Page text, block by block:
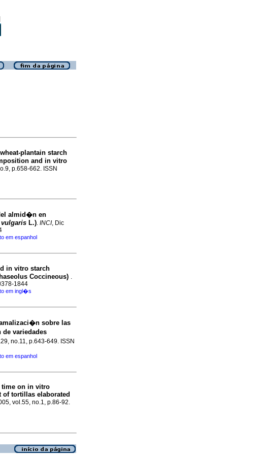
plantain starch
and in vitro
p.658-662. ISSN
almid�n en
L.). INCI, Dic
em espanhol
in vitro starch
Coccineous) .
1844
em ingl�s
sobre las
variedades
no.11, p.643-649. ISSN
em espanhol
time on in vitro
of tortillas elaborated
vol.55, no.1, p.86-92.